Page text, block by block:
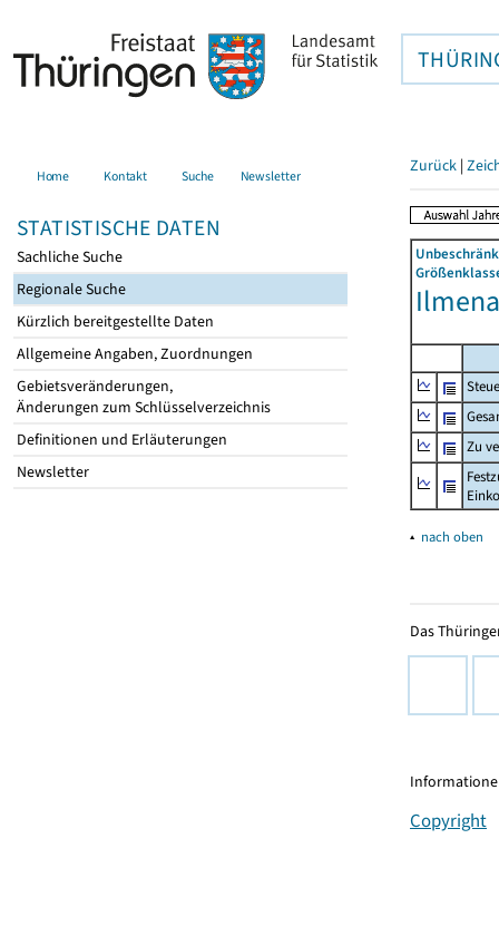
Home Kontakt Suche Newsletter
STATISTISCHE DATEN
Sachliche Suche
Regionale Suche
Kürzlich bereitgestellte Daten
Allgemeine Angaben, Zuordnungen
Gebietsveränderungen,
Änderungen zum Schlüsselverzeichnis
Definitionen und Erläuterungen
Newsletter
Zurück |
Zu
▴ nach oben
Das
Copyright